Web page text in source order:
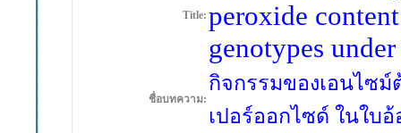
Title: peroxide
genotypes
ชื่อบทความ:
กิจกรรมของเอนไซ
เปอร์ออกไซด์ ในใบ